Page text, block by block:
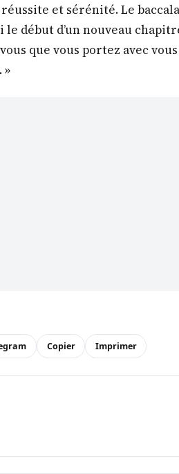
et sérénité. Le
début d’un nouveau
que vous portez avec
»
Copier Imprimer